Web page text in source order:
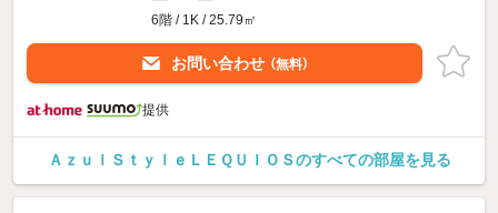
6階 / 1K / 25.79㎡
お問い合わせ （無料）
提供
ＡｚｕｌＳｔｙｌｅＬＥＱＵＩＯＳのすべての部屋を見る